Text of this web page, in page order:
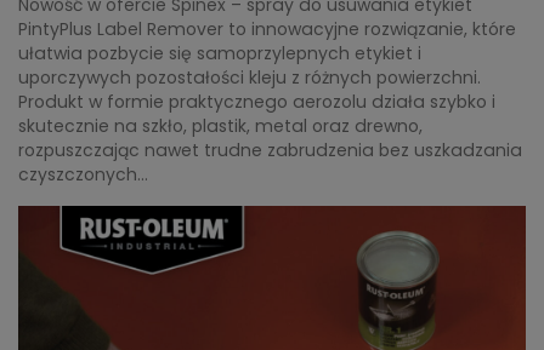
Nowość w ofercie Spinex – spray do usuwania etykiet
PintyPlus Label Remover to innowacyjne rozwiązanie, które
ułatwia pozbycie się samoprzylepnych etykiet i
uporczywych pozostałości kleju z różnych powierzchni.
Produkt w formie praktycznego aerozolu działa szybko i
skutecznie na szkło, plastik, metal oraz drewno,
rozpuszczając nawet trudne zabrudzenia bez uszkadzania
czyszczonych...